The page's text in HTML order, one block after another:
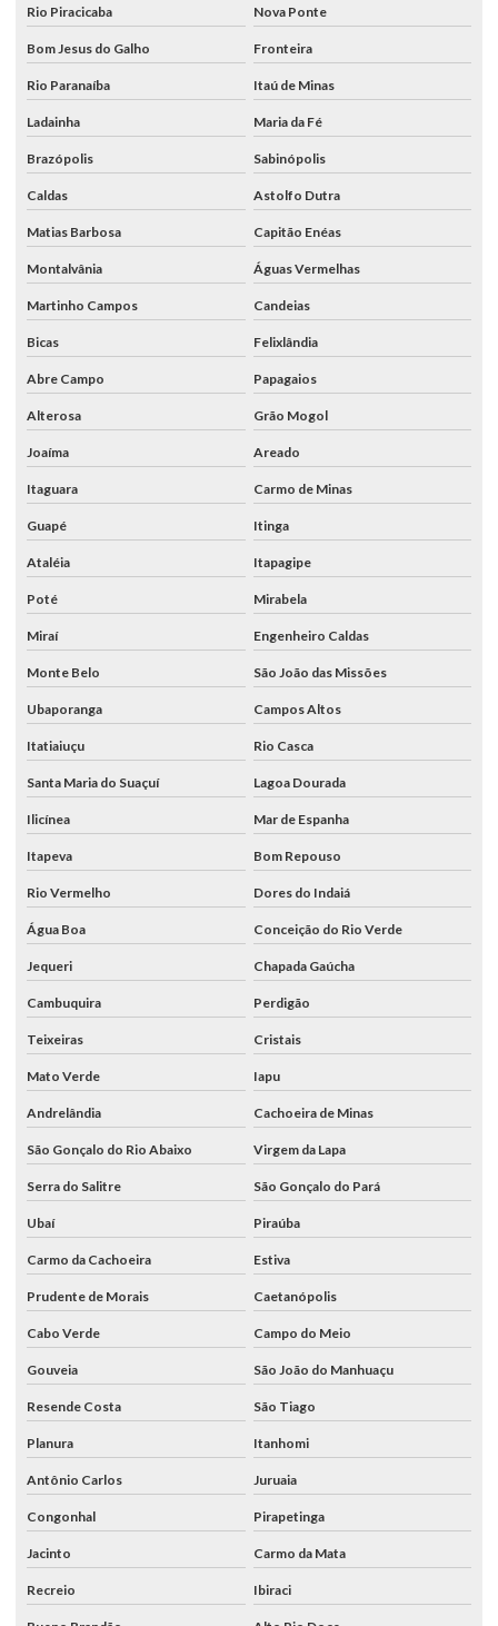
Rio Piracicaba Nova Ponte
Bom Jesus do Galho Fronteira
Rio Paranaíba Itaú de Minas
Ladainha Maria da Fé
Brazópolis Sabinópolis
Caldas Astolfo Dutra
Matias Barbosa Capitão Enéas
Montalvânia Águas Vermelhas
Martinho Campos Candeias
Bicas Felixlândia
Abre Campo Papagaios
Alterosa Grão Mogol
Joaíma Areado
Itaguara Carmo de Minas
Guapé Itinga
Ataléia Itapagipe
Poté Mirabela
Miraí Engenheiro Caldas
Monte Belo São João das Missões
Ubaporanga Campos Altos
Itatiaiuçu Rio Casca
Santa Maria do Suaçuí Lagoa Dourada
Ilicínea Mar de Espanha
Itapeva Bom Repouso
Rio Vermelho Dores do Indaiá
Água Boa Conceição do Rio Verde
Jequeri Chapada Gaúcha
Cambuquira Perdigão
Teixeiras Cristais
Mato Verde Iapu
Andrelândia Cachoeira de Minas
São Gonçalo do Rio Abaixo Virgem da Lapa
Serra do Salitre São Gonçalo do Pará
Ubaí Piraúba
Carmo da Cachoeira Estiva
Prudente de Morais Caetanópolis
Cabo Verde Campo do Meio
Gouveia São João do Manhuaçu
Resende Costa São Tiago
Planura Itanhomi
Antônio Carlos Juruaia
Congonhal Pirapetinga
Jacinto Carmo da Mata
Recreio Ibiraci